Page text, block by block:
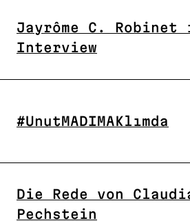
Jayrôme C. Robinet
Interview
#UnutMADIMAKlımda
Die Rede von
Pechstein